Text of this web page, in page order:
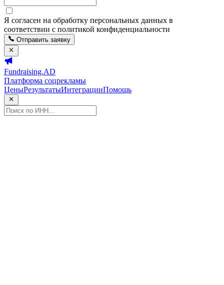
Я согласен на обработку персональных данных в
соответствии с политикой конфиденциальности
Отправить заявку
Fundraising.AD
Платформа соцрекламы
ЦеныРезультатыИнтеграцииПомощь